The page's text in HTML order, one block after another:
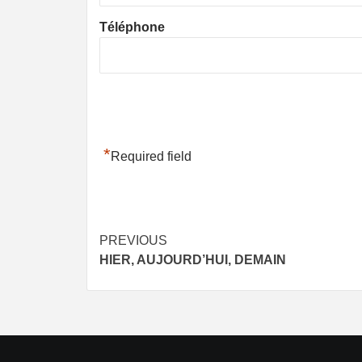
Téléphone
*Required field
Post
navigation
PREVIOUS
HIER, AUJOURD’HUI, DEMAIN